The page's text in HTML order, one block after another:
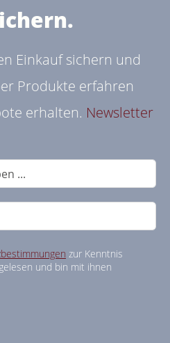
Einkauf sichern und
Produkte erfahren
erhalten. Newsletter
zur Kenntnis
gelesen und bin mit ihnen